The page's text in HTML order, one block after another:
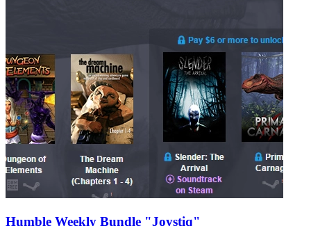
Humble Weekly Bundle "Joystiq"